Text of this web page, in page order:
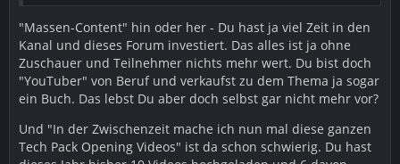
"Massen-Content" hin oder her - Du hast ja viel Zeit in den
Kanal und dieses Forum investiert. Das alles ist ja ohne
Zuschauer und Teilnehmer nichts mehr wert. Du bist doch
"YouTuber" von Beruf und verkaufst zu dem Thema ja sogar
ein Buch. Das lebst Du aber doch selbst gar nicht mehr vor?
Und "In der Zwischenzeit mache ich nun mal diese ganzen
Tech Pack Opening Videos" ist da schon schwierig. Du hast